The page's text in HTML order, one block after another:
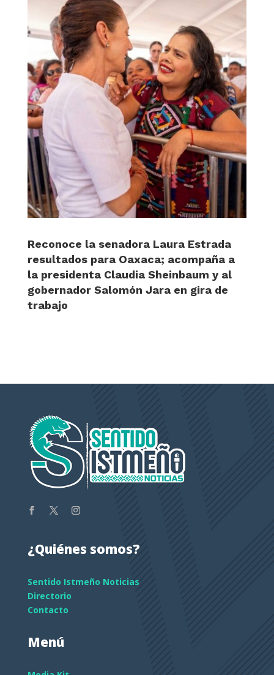
Reconoce la senadora Laura Estrada
resultados para Oaxaca; acompaña a
la presidenta Claudia Sheinbaum y al
gobernador Salomón Jara en gira de
trabajo
¿Quiénes somos?
Sentido Istmeño Noticias
Directorio
Contacto
Menú